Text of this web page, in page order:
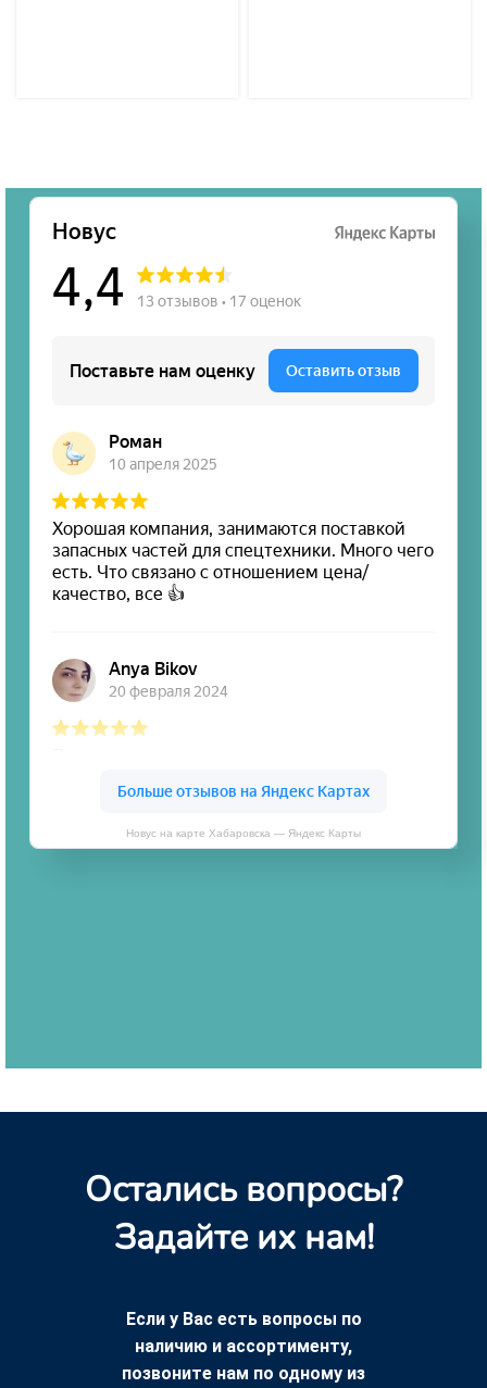
Новус на карте Хабаровска — Яндекс Карты
Остались вопросы?
Задайте их нам!
Если у Вас есть вопросы по
наличию и ассортименту,
позвоните нам по одному из